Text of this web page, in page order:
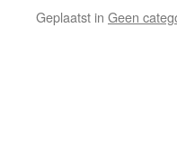
Geplaatst in Geen